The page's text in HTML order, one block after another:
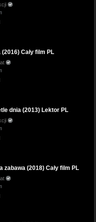
Cały film PL
dnia (2013) Lektor PL
zabawa (2018) Cały film PL